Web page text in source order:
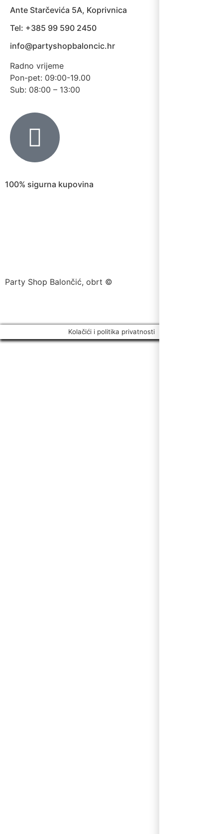
Ante Starčevića 5A, Koprivnica
Tel: +385 99 590 2450
info@partyshopbaloncic.hr
Radno vrijeme
Pon-pet: 09:00-19.00
Sub: 08:00 – 13:00
100% sigurna kupovina
Party Shop Balončić, obrt ©
Kolačići i politika privatnosti